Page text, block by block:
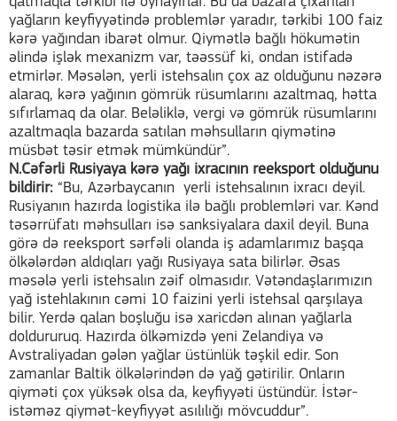
yağların keyfiyyətində problemlər yaradır, tərkibi 100 faiz
kərə yağından ibarət olmur. Qiymətlə bağlı hökumətin
əlində işlək mexanizm var, təəssüf ki, ondan istifadə
etmirlər. Məsələn, yerli istehsalın çox az olduğunu nəzərə
alaraq, kərə yağının gömrük rüsumlarını azaltmaq, hətta
sıfırlamaq da olar. Beləliklə, vergi və gömrük rüsumlarını
azaltmaqla bazarda satılan məhsulların qiymətinə
müsbət təsir etmək mümkündür”.
N.Cəfərli Rusiyaya kərə yağı ixracının reeksport olduğunu
bildirir: “Bu, Azərbaycanın yerli istehsalının ixracı deyil.
Rusiyanın hazırda logistika ilə bağlı problemləri var. Kənd
təsərrüfatı məhsulları isə sanksiyalara daxil deyil. Buna
görə də reeksport sərfəli olanda iş adamlarımız başqa
ölkələrdən aldıqları yağı Rusiyaya sata bilirlər. Əsas
məsələ yerli istehsalın zəif olmasıdır. Vətəndaşlarımızın
yağ istehlakının cəmi 10 faizini yerli istehsal qarşılaya
bilir. Yerdə qalan boşluğu isə xaricdən alınan yağlarla
doldururuq. Hazırda ölkəmizdə yeni Zelandiya və
Avstraliyadan gələn yağlar üstünlük təşkil edir. Son
zamanlar Baltik ölkələrindən də yağ gətirilir. Onların
qiyməti çox yüksək olsa da, keyfiyyəti üstündür. İstər-
istəməz qiymət-keyfiyyət asılılığı mövcuddur”.